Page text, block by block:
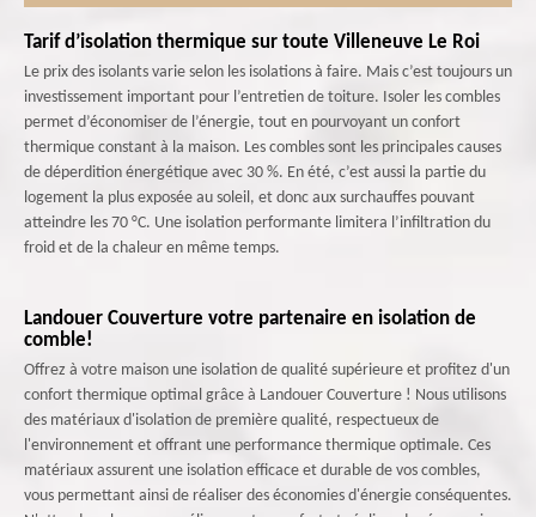
Tarif d’isolation thermique sur toute Villeneuve Le Roi
Le prix des isolants varie selon les isolations à faire. Mais c’est toujours un
investissement important pour l’entretien de toiture. Isoler les combles
permet d’économiser de l’énergie, tout en pourvoyant un confort
thermique constant à la maison. Les combles sont les principales causes
de déperdition énergétique avec 30 %. En été, c’est aussi la partie du
logement la plus exposée au soleil, et donc aux surchauffes pouvant
atteindre les 70 °C. Une isolation performante limitera l’infiltration du
froid et de la chaleur en même temps.
Landouer Couverture votre partenaire en isolation de
comble!
Offrez à votre maison une isolation de qualité supérieure et profitez d'un
confort thermique optimal grâce à Landouer Couverture ! Nous utilisons
des matériaux d'isolation de première qualité, respectueux de
l'environnement et offrant une performance thermique optimale. Ces
matériaux assurent une isolation efficace et durable de vos combles,
vous permettant ainsi de réaliser des économies d'énergie conséquentes.